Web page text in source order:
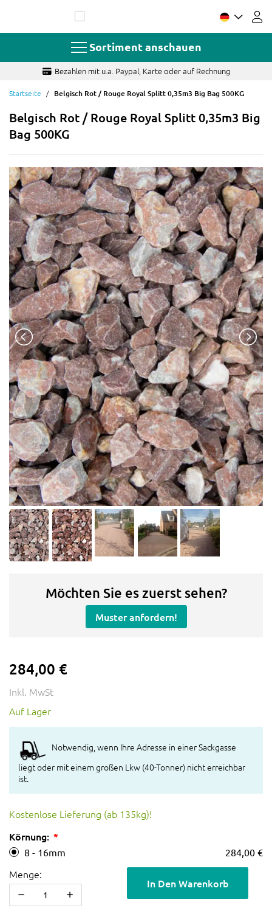
springen
Sortiment anschauen
Bezahlen mit u.a. Paypal, Karte oder auf Rechnung
Startseite Belgisch Rot / Rouge Royal Splitt 0,35m3 Big Bag 500KG
Belgisch Rot / Rouge Royal Splitt 0,35m3 Big
Bag 500KG
Möchten Sie es zuerst sehen?
Muster anfordern!
284,00 €
Inkl. MwSt
Auf Lager
Notwendig, wenn Ihre Adresse in einer Sackgasse
liegt oder mit einem großen Lkw (40-Tonner) nicht erreichbar
ist.
Kostenlose Lieferung (ab 135kg)!
Körnung:
8 - 16mm 284,00 €
Menge:
In Den Warenkorb